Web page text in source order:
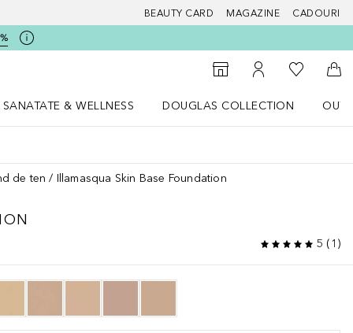
BEAUTY CARD MAGAZINE CADOURI
Către Găsire magazin
Către Contul meu
Către
SANATATE & WELLNESS
DOUGLAS COLLECTION
de ten Illamasqua Skin Base Foundation
5 ( 1 )